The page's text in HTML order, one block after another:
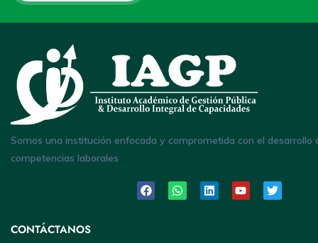
Somos una institución enfocada y comprometida con el desarrollo
competencias laborales
CONTÁCTANOS